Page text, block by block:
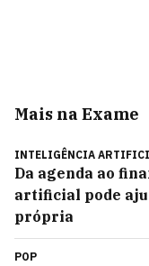
Mais na Exame
INTELIGÊNCIA
Da agenda ao
artificial pode
própria
POP